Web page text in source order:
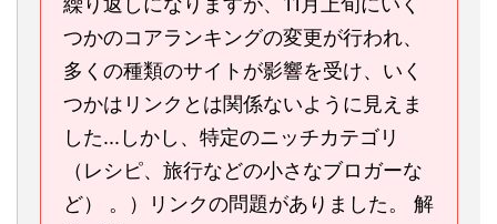
つかのコアランキングの変更が行われ、
多くの種類のサイトが影響を受け、いく
つかはリンクとは関係ないように見えま
した...しかし、特定のニッチカテゴリ
（レシピ、旅行などの小さなブロガーな
ど） 。）リンクの問題がありました。 解